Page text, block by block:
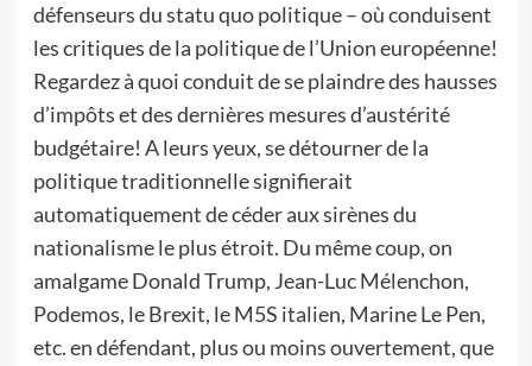
défenseurs du statu quo politique – où conduisent
les critiques de la politique de l’Union européenne!
Regardez à quoi conduit de se plaindre des hausses
d’impôts et des dernières mesures d’austérité
budgétaire! A leurs yeux, se détourner de la
politique traditionnelle signifierait
automatiquement de céder aux sirènes du
nationalisme le plus étroit. Du même coup, on
amalgame Donald Trump, Jean-Luc Mélenchon,
Podemos, le Brexit, le M5S italien, Marine Le Pen,
etc. en défendant, plus ou moins ouvertement, que